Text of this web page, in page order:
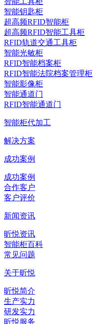
智能钥匙柜
超高频RFID智能柜
超高频RFID智能工具柜
RFID轨道交通工具柜
智能光敏柜
RFID智能档案柜
RFID智能法院档案管理柜
智能影像柜
智能通道门
RFID智能通道门
智能柜代加工
解决方案
成功案例
成功案例
合作客户
客户评价
新闻资讯
昕悦资讯
智能柜百科
常见问题
关于昕悦
昕悦简介
生产实力
研发实力
昕悦服务